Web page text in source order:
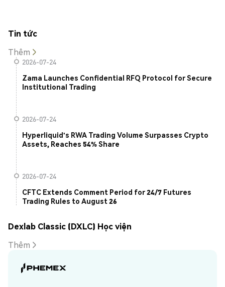
Tin tức
Thêm
2026-07-24
Zama Launches Confidential RFQ Protocol for Secure
Institutional Trading
2026-07-24
Hyperliquid's RWA Trading Volume Surpasses Crypto
Assets, Reaches 54% Share
2026-07-24
CFTC Extends Comment Period for 24/7 Futures
Trading Rules to August 26
Dexlab Classic (DXLC) Học viện
Thêm